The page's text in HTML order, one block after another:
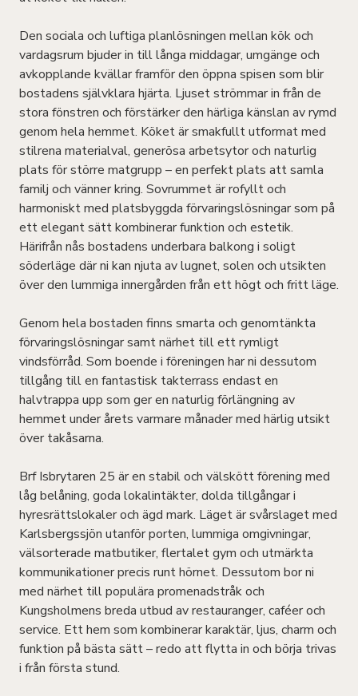
Den sociala och luftiga planlösningen mellan kök och
vardagsrum bjuder in till långa middagar, umgänge och
avkopplande kvällar framför den öppna spisen som blir
bostadens självklara hjärta. Ljuset strömmar in från de
stora fönstren och förstärker den härliga känslan av rymd
genom hela hemmet. Köket är smakfullt utformat med
stilrena materialval, generösa arbetsytor och naturlig
plats för större matgrupp – en perfekt plats att samla
familj och vänner kring. Sovrummet är rofyllt och
harmoniskt med platsbyggda förvaringslösningar som på
ett elegant sätt kombinerar funktion och estetik.
Härifrån nås bostadens underbara balkong i soligt
söderläge där ni kan njuta av lugnet, solen och utsikten
över den lummiga innergården från ett högt och fritt läge.
Genom hela bostaden finns smarta och genomtänkta
förvaringslösningar samt närhet till ett rymligt
vindsförråd. Som boende i föreningen har ni dessutom
tillgång till en fantastisk takterrass endast en
halvtrappa upp som ger en naturlig förlängning av
hemmet under årets varmare månader med härlig utsikt
över takåsarna.
Brf Isbrytaren 25 är en stabil och välskött förening med
låg belåning, goda lokalintäkter, dolda tillgångar i
hyresrättslokaler och ägd mark. Läget är svårslaget med
Karlsbergssjön utanför porten, lummiga omgivningar,
välsorterade matbutiker, flertalet gym och utmärkta
kommunikationer precis runt hörnet. Dessutom bor ni
med närhet till populära promenadstråk och
Kungsholmens breda utbud av restauranger, caféer och
service. Ett hem som kombinerar karaktär, ljus, charm och
funktion på bästa sätt – redo att flytta in och börja trivas
i från första stund.